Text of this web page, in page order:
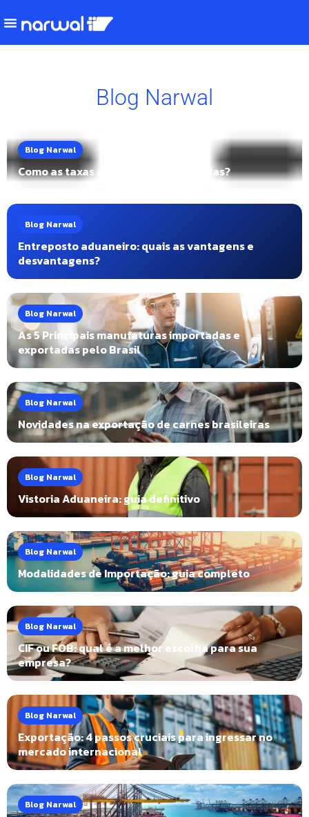
Blog Narwal
Blog Narwal
Como as taxas de câmbio são definidas?
Blog Narwal
Entreposto aduaneiro: quais as vantagens e
desvantagens?
Blog Narwal
As 5 Principais manufaturas importadas e
exportadas pelo Brasil
Blog Narwal
Novidades na exportação de carnes brasileiras
Blog Narwal
Vistoria Aduaneira: guia definitivo
Blog Narwal
Modalidades de Importação: guia completo
Blog Narwal
CIF ou FOB: qual é a melhor escolha para sua
empresa?
Blog Narwal
Exportação: 4 passos cruciais para ingressar no
mercado internacional
Blog Narwal